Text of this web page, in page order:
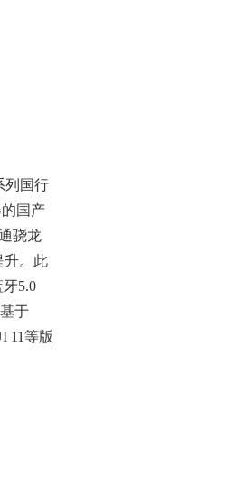
列国行
国产
骁龙
升。此
5.0
于
11等版